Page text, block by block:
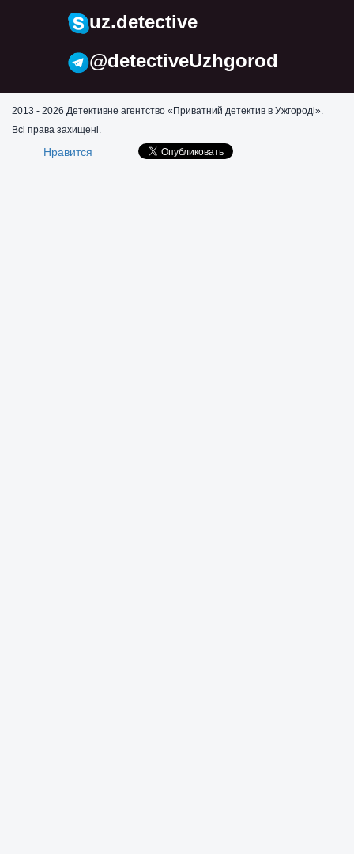
uz.detective
@detectiveUzhgorod
2013 - 2026 Детективне агентство «Приватний детектив в Ужгороді».
Всі права захищені.
Нравится